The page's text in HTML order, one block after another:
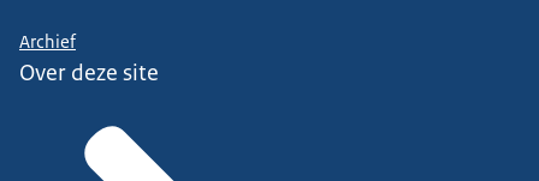
Archief
Over deze site